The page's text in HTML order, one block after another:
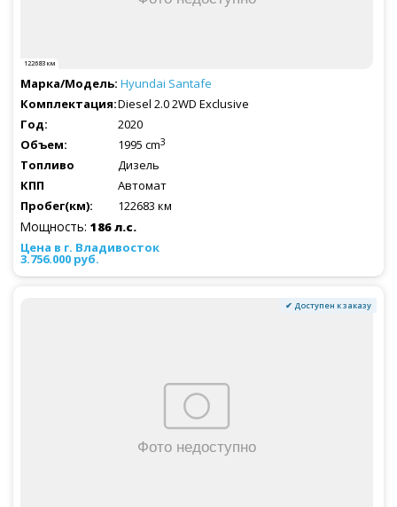
122683 км
Hyundai Santafe
Diesel 2.0 2WD Exclusive
2020
1995 cm3
Дизель
Автомат
122683 км
Мощность: 186 л.с.
3.756.000 руб.
✔ Доступен к заказу